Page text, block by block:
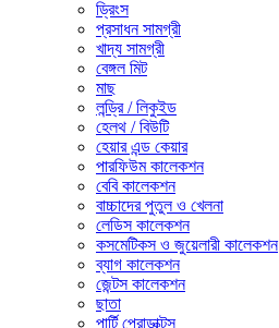
ড্রিংস
প্রসাধন সামগ্রী
খাদ্য সামগ্রী
বেঙ্গল মিট
মাছ
লন্ড্রি / লিকুইড
হেলথ / বিউটি
হেয়ার এন্ড কেয়ার
পারফিউম কালেকশন
বেবি কালেকশন
বাচ্চাদের পুতুল ও খেলনা
লেডিস কালেকশন
কসমেটিকস ও জুয়েলারী কালেকশন
ব্যাগ কালেকশন
জেন্টস কালেকশন
ছাতা
পার্টি প্রোডাক্টস